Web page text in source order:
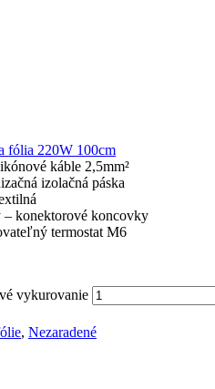
fólia 220W 100cm
káble 2,5mm²
izolačná páska
konektorové koncovky
termostat M6
vykurovanie
, Nezaradené